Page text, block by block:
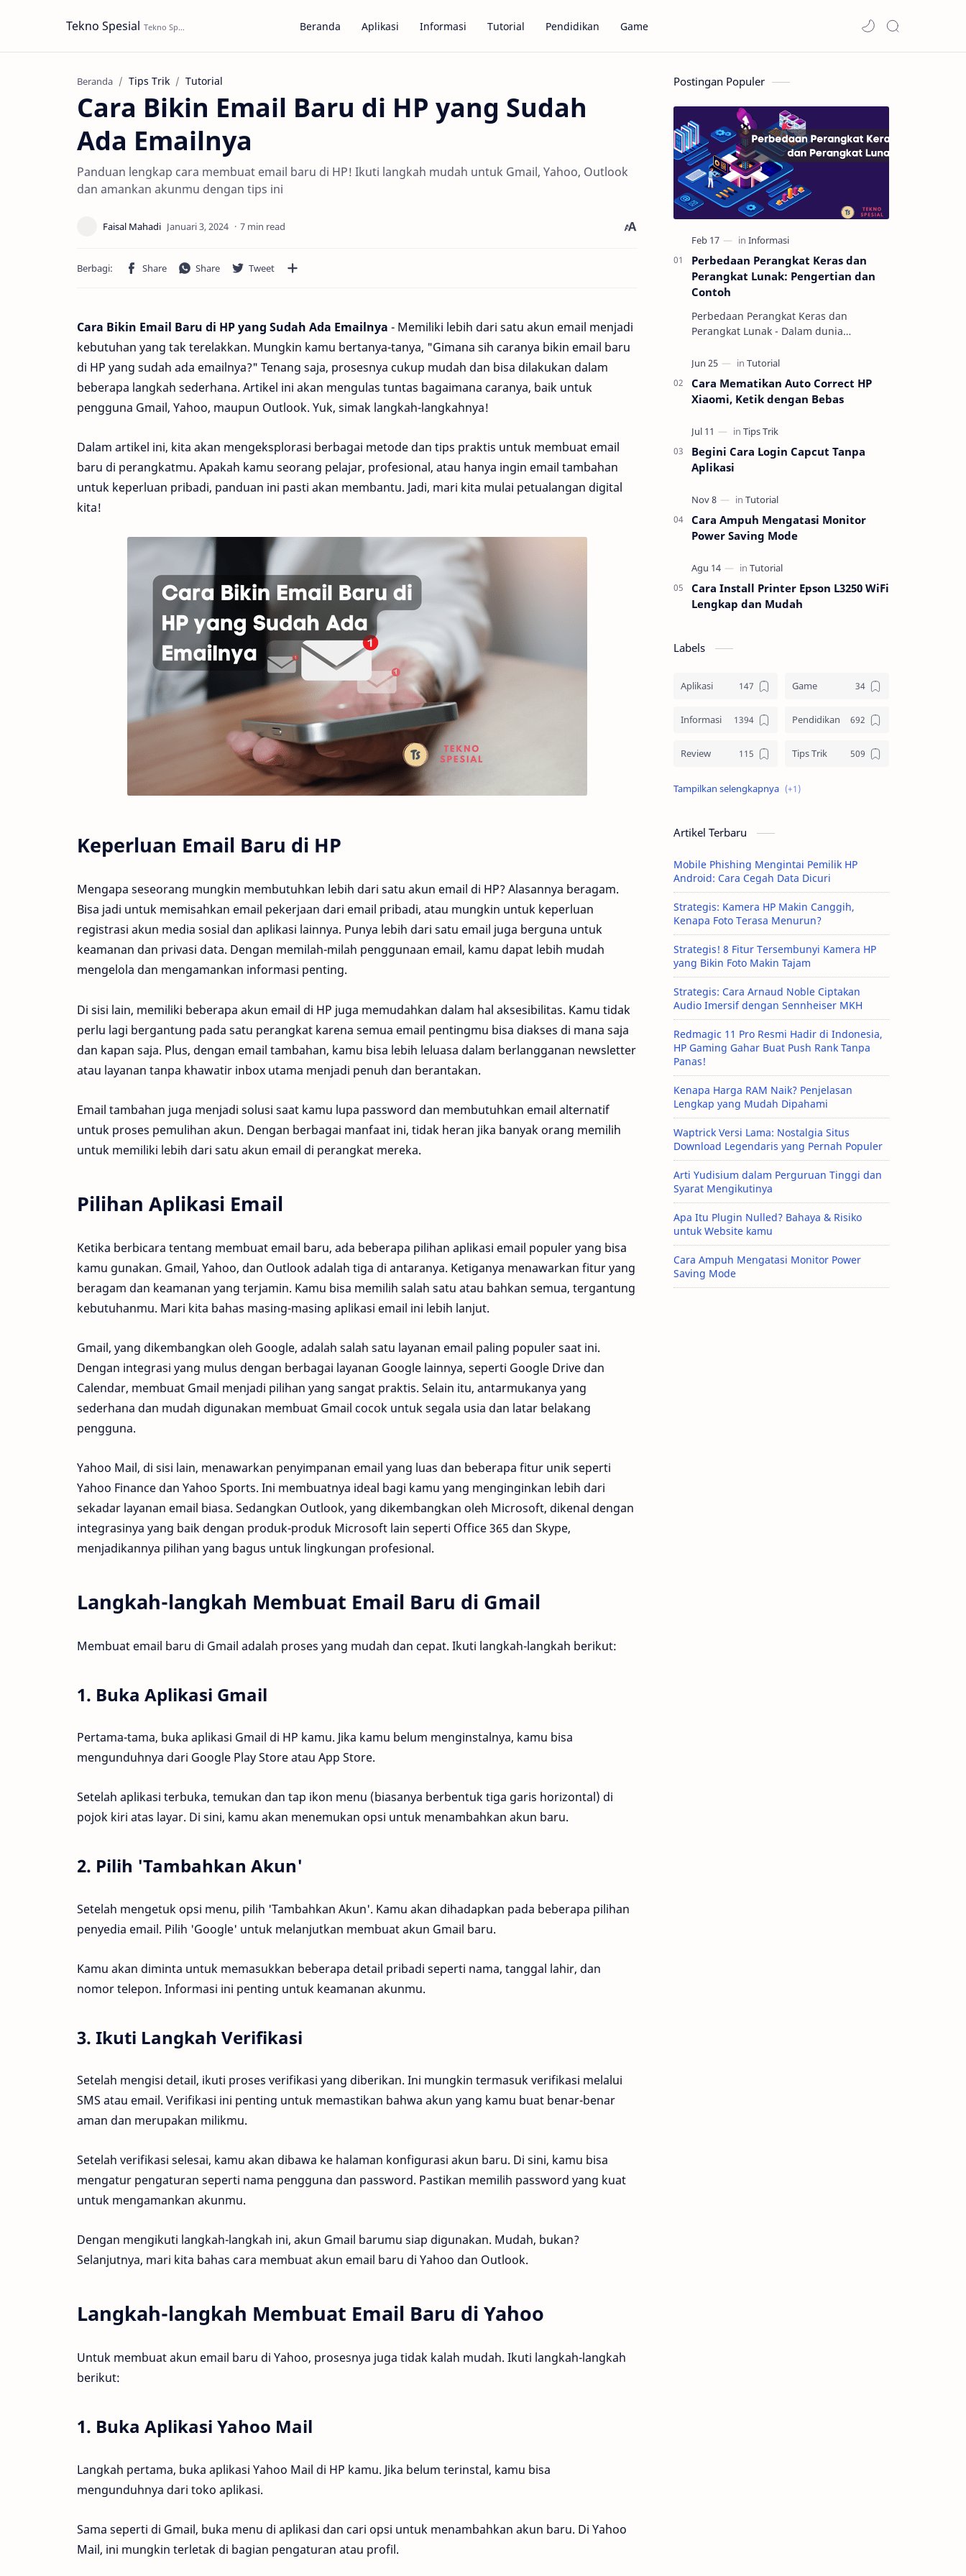
Tekno Spesial Beranda Aplikasi Informasi Tutorial Pendidikan Game
Beranda Tips Trik Tutorial
Cara Bikin Email Baru di HP yang Sudah
Ada Emailnya
Panduan lengkap cara membuat email baru di HP! Ikuti langkah mudah untuk Gmail, Yahoo, Outlook
dan amankan akunmu dengan tips ini
7 min read
Cara Bikin Email Baru di HP yang Sudah Ada Emailnya - Memiliki lebih dari satu akun email menjadi
kebutuhan yang tak terelakkan. Mungkin kamu bertanya-tanya, "Gimana sih caranya bikin email baru
di HP yang sudah ada emailnya?" Tenang saja, prosesnya cukup mudah dan bisa dilakukan dalam
beberapa langkah sederhana. Artikel ini akan mengulas tuntas bagaimana caranya, baik untuk
pengguna Gmail, Yahoo, maupun Outlook. Yuk, simak langkah-langkahnya!
Dalam artikel ini, kita akan mengeksplorasi berbagai metode dan tips praktis untuk membuat email
baru di perangkatmu. Apakah kamu seorang pelajar, profesional, atau hanya ingin email tambahan
untuk keperluan pribadi, panduan ini pasti akan membantu. Jadi, mari kita mulai petualangan digital
kita!
Keperluan Email Baru di HP
Mengapa seseorang mungkin membutuhkan lebih dari satu akun email di HP? Alasannya beragam.
Bisa jadi untuk memisahkan email pekerjaan dari email pribadi, atau mungkin untuk keperluan
registrasi akun media sosial dan aplikasi lainnya. Punya lebih dari satu email juga berguna untuk
keamanan dan privasi data. Dengan memilah-milah penggunaan email, kamu dapat lebih mudah
mengelola dan mengamankan informasi penting.
Di sisi lain, memiliki beberapa akun email di HP juga memudahkan dalam hal aksesibilitas. Kamu tidak
perlu lagi bergantung pada satu perangkat karena semua email pentingmu bisa diakses di mana saja
dan kapan saja. Plus, dengan email tambahan, kamu bisa lebih leluasa dalam berlangganan newsletter
atau layanan tanpa khawatir inbox utama menjadi penuh dan berantakan.
Email tambahan juga menjadi solusi saat kamu lupa password dan membutuhkan email alternatif
untuk proses pemulihan akun. Dengan berbagai manfaat ini, tidak heran jika banyak orang memilih
untuk memiliki lebih dari satu akun email di perangkat mereka.
Pilihan Aplikasi Email
Ketika berbicara tentang membuat email baru, ada beberapa pilihan aplikasi email populer yang bisa
kamu gunakan. Gmail, Yahoo, dan Outlook adalah tiga di antaranya. Ketiganya menawarkan fitur yang
beragam dan keamanan yang terjamin. Kamu bisa memilih salah satu atau bahkan semua, tergantung
kebutuhanmu. Mari kita bahas masing-masing aplikasi email ini lebih lanjut.
Gmail, yang dikembangkan oleh Google, adalah salah satu layanan email paling populer saat ini.
Dengan integrasi yang mulus dengan berbagai layanan Google lainnya, seperti Google Drive dan
Calendar, membuat Gmail menjadi pilihan yang sangat praktis. Selain itu, antarmukanya yang
sederhana dan mudah digunakan membuat Gmail cocok untuk segala usia dan latar belakang
pengguna.
Yahoo Mail, di sisi lain, menawarkan penyimpanan email yang luas dan beberapa fitur unik seperti
Yahoo Finance dan Yahoo Sports. Ini membuatnya ideal bagi kamu yang menginginkan lebih dari
sekadar layanan email biasa. Sedangkan Outlook, yang dikembangkan oleh Microsoft, dikenal dengan
integrasinya yang baik dengan produk-produk Microsoft lain seperti Office 365 dan Skype,
menjadikannya pilihan yang bagus untuk lingkungan profesional.
Langkah-langkah Membuat Email Baru di Gmail
Membuat email baru di Gmail adalah proses yang mudah dan cepat. Ikuti langkah-langkah berikut:
1. Buka Aplikasi Gmail
Pertama-tama, buka aplikasi Gmail di HP kamu. Jika kamu belum menginstalnya, kamu bisa
mengunduhnya dari Google Play Store atau App Store.
Setelah aplikasi terbuka, temukan dan tap ikon menu (biasanya berbentuk tiga garis horizontal) di
pojok kiri atas layar. Di sini, kamu akan menemukan opsi untuk menambahkan akun baru.
2. Pilih 'Tambahkan Akun'
Setelah mengetuk opsi menu, pilih 'Tambahkan Akun'. Kamu akan dihadapkan pada beberapa pilihan
penyedia email. Pilih 'Google' untuk melanjutkan membuat akun Gmail baru.
Kamu akan diminta untuk memasukkan beberapa detail pribadi seperti nama, tanggal lahir, dan
nomor telepon. Informasi ini penting untuk keamanan akunmu.
3. Ikuti Langkah Verifikasi
Setelah mengisi detail, ikuti proses verifikasi yang diberikan. Ini mungkin termasuk verifikasi melalui
SMS atau email. Verifikasi ini penting untuk memastikan bahwa akun yang kamu buat benar-benar
aman dan merupakan milikmu.
Setelah verifikasi selesai, kamu akan dibawa ke halaman konfigurasi akun baru. Di sini, kamu bisa
mengatur pengaturan seperti nama pengguna dan password. Pastikan memilih password yang kuat
untuk mengamankan akunmu.
Dengan mengikuti langkah-langkah ini, akun Gmail barumu siap digunakan. Mudah, bukan?
Selanjutnya, mari kita bahas cara membuat akun email baru di Yahoo dan Outlook.
Langkah-langkah Membuat Email Baru di Yahoo
Untuk membuat akun email baru di Yahoo, prosesnya juga tidak kalah mudah. Ikuti langkah-langkah
berikut:
1. Buka Aplikasi Yahoo Mail
Langkah pertama, buka aplikasi Yahoo Mail di HP kamu. Jika belum terinstal, kamu bisa
mengunduhnya dari toko aplikasi.
Sama seperti di Gmail, buka menu di aplikasi dan cari opsi untuk menambahkan akun baru. Di Yahoo
Mail, ini mungkin terletak di bagian pengaturan atau profil.
Postingan Populer
Perbedaan Perangkat Keras dan
Perangkat Lunak: Pengertian dan
Contoh
Perbedaan Perangkat Keras dan
Perangkat Lunak - Dalam dunia
perangkat keras (hardware) dan
perangkat lunak (software) m…
Cara Mematikan Auto Correct HP
Xiaomi, Ketik dengan Bebas
Begini Cara Login Capcut Tanpa
Aplikasi
Cara Ampuh Mengatasi Monitor
Power Saving Mode
Cara Install Printer Epson L3250 WiFi
Lengkap dan Mudah
Labels
Aplikasi Game
Informasi Pendidikan
Review Tips Trik
Tutorial
Artikel Terbaru
Mobile Phishing Mengintai Pemilik HP
Android: Cara Cegah Data Dicuri
Strategis: Kamera HP Makin Canggih,
Kenapa Foto Terasa Menurun?
Strategis! 8 Fitur Tersembunyi Kamera HP
yang Bikin Foto Makin Tajam
Strategis: Cara Arnaud Noble Ciptakan
Audio Imersif dengan Sennheiser MKH
Redmagic 11 Pro Resmi Hadir di Indonesia,
HP Gaming Gahar Buat Push Rank Tanpa
Panas!
Kenapa Harga RAM Naik? Penjelasan
Lengkap yang Mudah Dipahami
Waptrick Versi Lama: Nostalgia Situs
Download Legendaris yang Pernah Populer
Arti Yudisium dalam Perguruan Tinggi dan
Syarat Mengikutinya
Apa Itu Plugin Nulled? Bahaya & Risiko
untuk Website kamu
Cara Ampuh Mengatasi Monitor Power
Saving Mode